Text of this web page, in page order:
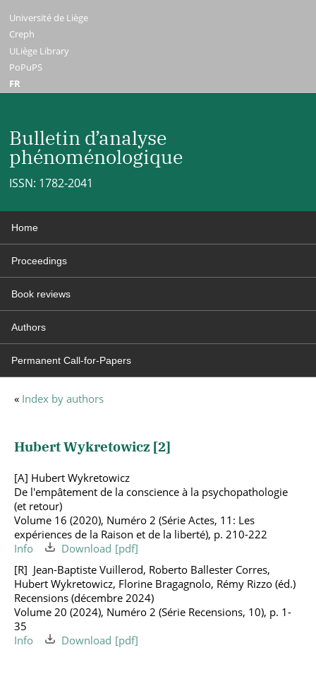
Université de Liège
Creph
ULiège Library
PoPuPS
FR
Bulletin d’analyse
phénoménologique
ISSN: 1782-2041
Home
Proceedings
Book reviews
Authors
Permanent Call-for-Papers
« Index by authors
Hubert Wykretowicz [2]
[A] Hubert Wykretowicz
De l'empâtement de la conscience à la psychopathologie
(et retour)
Volume 16 (2020), Numéro 2 (Série Actes, 11: Les
expériences de la Raison et de la liberté), p. 210-222
Info
Download
Jean-Baptiste Vuillerod, Roberto Ballester Corres,
Hubert Wykretowicz, Florine Bragagnolo, Rémy Rizzo (éd.)
Recensions (décembre 2024)
Volume 20 (2024), Numéro 2 (Série Recensions, 10), p. 1-
35
Info
Download